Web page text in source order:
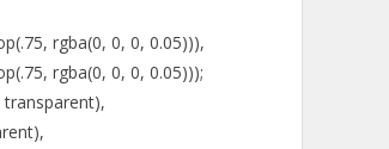
rgba(0, 0, 0, 0.05))),
rgba(0, 0, 0, 0.05)));